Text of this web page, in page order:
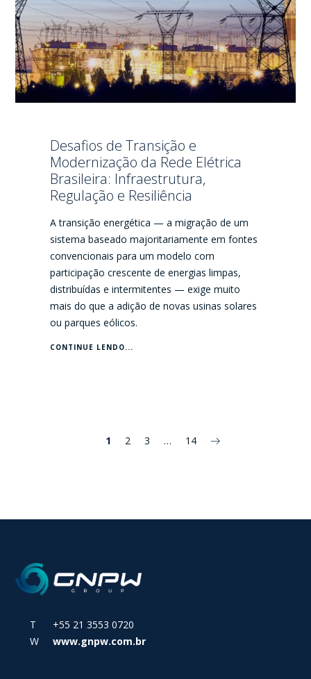
Desafios de Transição e
Modernização da Rede Elétrica
Brasileira: Infraestrutura,
Regulação e Resiliência
A transição energética — a migração de um
sistema baseado majoritariamente em fontes
convencionais para um modelo com
participação crescente de energias limpas,
distribuídas e intermitentes — exige muito
mais do que a adição de novas usinas solares
ou parques eólicos.
CONTINUE LENDO...
1 2 3 … 14
T +55 21 3553 0720
W
www.gnpw.com.br